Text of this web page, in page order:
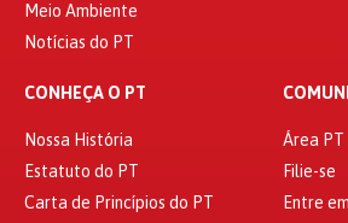
Meio Ambiente
Notícias do PT
CONHEÇA O PT
Nossa História
Estatuto do PT
Carta de Princípios do PT
Área PT
Filie-se
Entre